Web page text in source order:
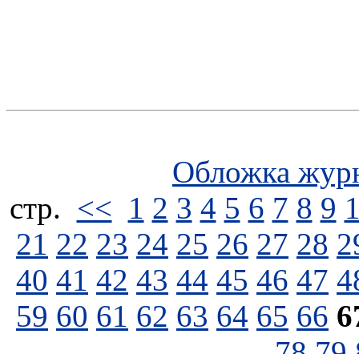
Обложка
стp. << 1 2 3 4 5 6 7 8 9
21 22 23 24 25 26 27 28
40 41 42 43 44 45 46 47
59 60 61 62 63 64 65 66